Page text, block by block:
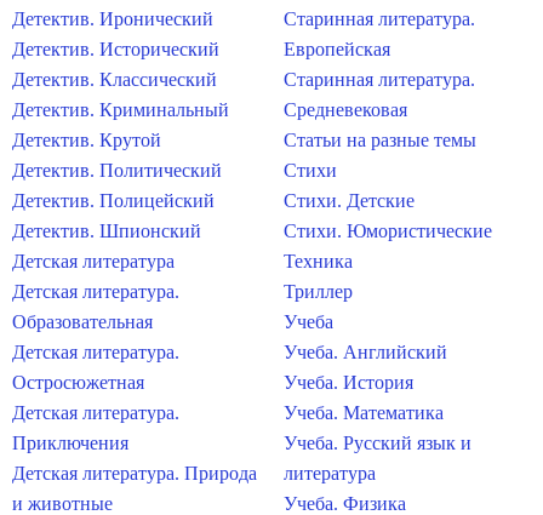
Детектив. Иронический
Детектив. Исторический
Детектив. Классический
Детектив. Криминальный
Детектив. Крутой
Детектив. Политический
Детектив. Полицейский
Детектив. Шпионский
Детская литература
Детская литература.
Образовательная
Детская литература.
Остросюжетная
Детская литература.
Приключения
Детская литература. Природа
и животные
Старинная литература.
Европейская
Старинная литература.
Средневековая
Статьи на разные темы
Стихи
Стихи. Детские
Стихи. Юмористические
Техника
Триллер
Учеба
Учеба. Английский
Учеба. История
Учеба. Математика
Учеба. Русский язык и
литература
Учеба. Физика